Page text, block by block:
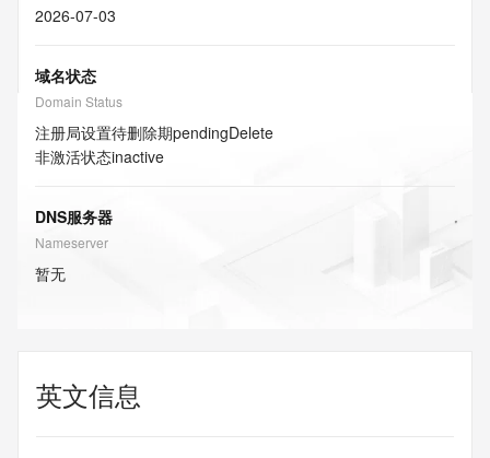
2026-07-03
域名状态
Domain Status
注册局设置待删除期pendingDelete
非激活状态inactive
DNS服务器
Nameserver
暂无
英文信息